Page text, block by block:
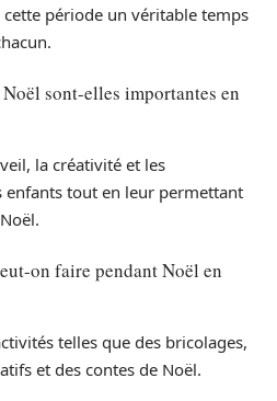
période un véritable temps
sont-elles importantes en
la créativité et les
enfants tout en leur permettant
on faire pendant Noël en
telles que des bricolages,
et des contes de Noël.